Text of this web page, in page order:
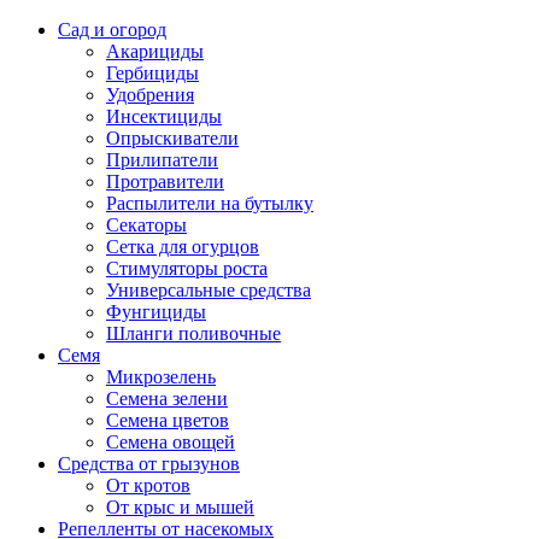
Сад и огород
Акарициды
Гербициды
Удобрения
Инсектициды
Опрыскиватели
Прилипатели
Протравители
Распылители на бутылку
Секаторы
Сетка для огурцов
Стимуляторы роста
Универсальные средства
Фунгициды
Шланги поливочные
Семя
Микрозелень
Семена зелени
Семена цветов
Семена овощей
Средства от грызунов
От кротов
От крыс и мышей
Репелленты от насекомых